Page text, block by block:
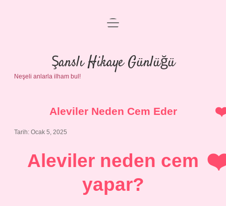
Anasayfa
Gizlilik Politikası
menüyü
Şanslı Hikaye Günlüğü
Neşeli anlarla ilham bul!
Aleviler Neden Cem Eder
Tarih: Ocak 5, 2025
Aleviler neden cem
yapar?